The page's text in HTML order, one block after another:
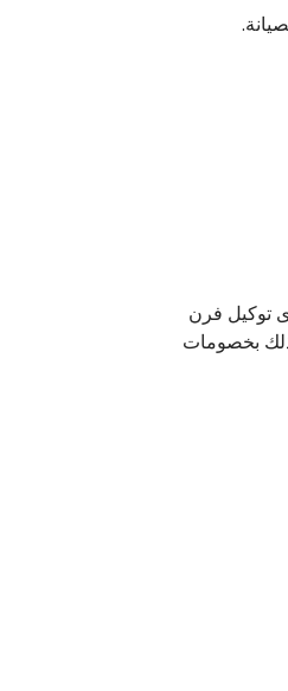
توكيل فرن
بخصومات